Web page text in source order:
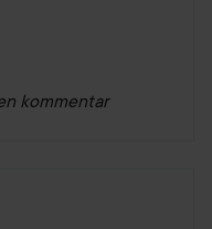
kommentar